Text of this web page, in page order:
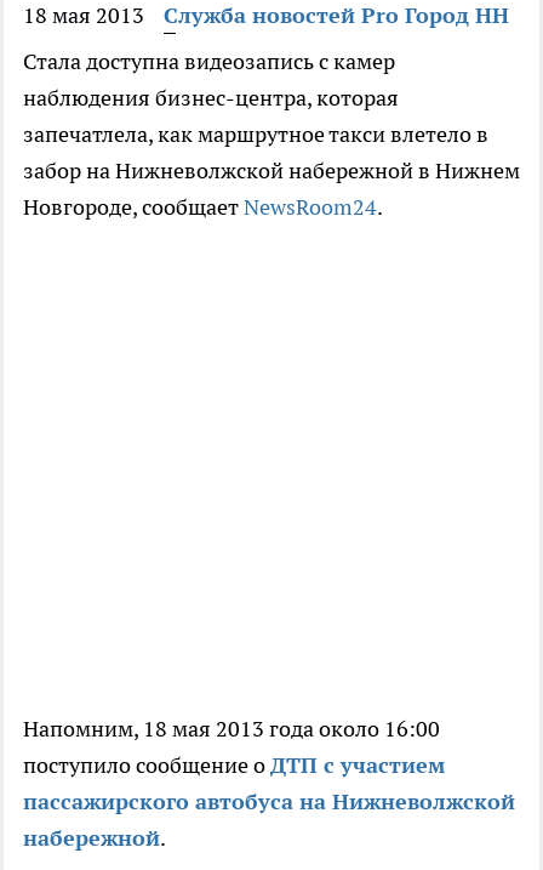
18 мая 2013
Служба новостей Pro Город НН
Стала доступна видеозапись с камер
наблюдения бизнес-центра, которая
запечатлела, как маршрутное такси влетело в
забор на Нижневолжской набережной в Нижнем
Новгороде, сообщаетNewsRoom24.
Напомним, 18 мая 2013 года около 16:00
поступило сообщение оДТП с участием
пассажирского автобуса на Нижневолжской
набережной.